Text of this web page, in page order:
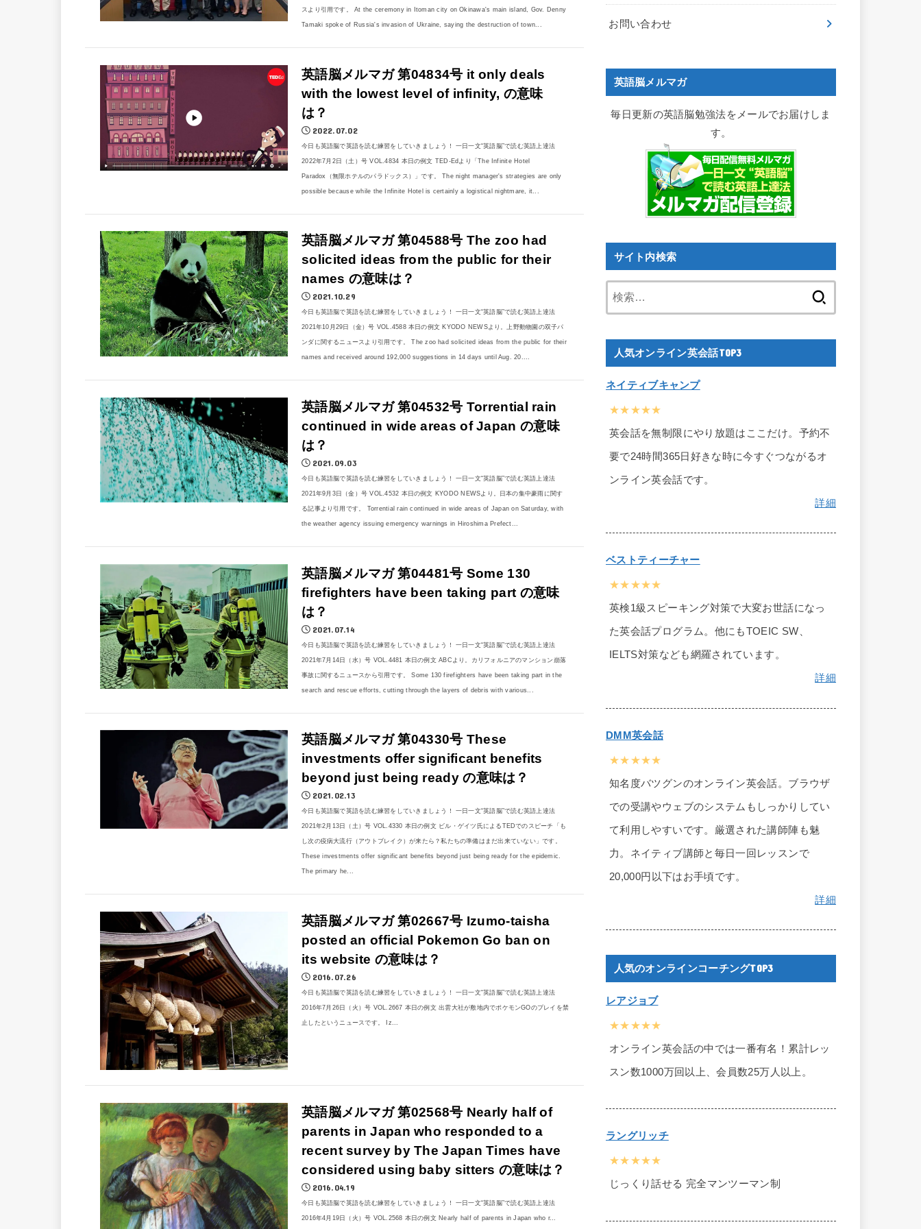
スより引用です。 At the ceremony in Itoman city on Okinawa's main island, Gov. Denny
Tamaki spoke of Russia's invasion of Ukraine, saying the destruction of town...
英語脳メルマガ 第04834号 it only deals
with the lowest level of infinity, の意味
は？
2022.07.02
今日も英語脳で英語を読む練習をしていきましょう！ 一日一文“英語脳”で読む英語上達法
2022年7月2日（土）号 VOL.4834 本日の例文 TED-Edより「The Infinite Hotel
Paradox（無限ホテルのパラドックス）」です。 The night manager's strategies are only
possible because while the Infinite Hotel is certainly a logistical nightmare, it...
英語脳メルマガ 第04588号 The zoo had
solicited ideas from the public for their
names の意味は？
2021.10.29
今日も英語脳で英語を読む練習をしていきましょう！ 一日一文“英語脳”で読む英語上達法
2021年10月29日（金）号 VOL.4588 本日の例文 KYODO NEWSより。上野動物園の双子パ
ンダに関するニュースより引用です。 The zoo had solicited ideas from the public for their
names and received around 192,000 suggestions in 14 days until Aug. 20....
英語脳メルマガ 第04532号 Torrential rain
continued in wide areas of Japan の意味
は？
2021.09.03
今日も英語脳で英語を読む練習をしていきましょう！ 一日一文“英語脳”で読む英語上達法
2021年9月3日（金）号 VOL.4532 本日の例文 KYODO NEWSより。日本の集中豪雨に関す
る記事より引用です。 Torrential rain continued in wide areas of Japan on Saturday, with
the weather agency issuing emergency warnings in Hiroshima Prefect...
英語脳メルマガ 第04481号 Some 130
firefighters have been taking part の意味
は？
2021.07.14
今日も英語脳で英語を読む練習をしていきましょう！ 一日一文“英語脳”で読む英語上達法
2021年7月14日（水）号 VOL.4481 本日の例文 ABCより。カリフォルニアのマンション崩落
事故に関するニュースから引用です。 Some 130 firefighters have been taking part in the
search and rescue efforts, cutting through the layers of debris with various...
英語脳メルマガ 第04330号 These
investments offer significant benefits
beyond just being ready の意味は？
2021.02.13
今日も英語脳で英語を読む練習をしていきましょう！ 一日一文“英語脳”で読む英語上達法
2021年2月13日（土）号 VOL.4330 本日の例文 ビル・ゲイツ氏によるTEDでのスピーチ「も
し次の疫病大流行（アウトブレイク）が来たら？私たちの準備はまだ出来ていない」です。
These investments offer significant benefits beyond just being ready for the epidemic.
The primary he...
英語脳メルマガ 第02667号 Izumo-taisha
posted an official Pokemon Go ban on
its website の意味は？
2016.07.26
今日も英語脳で英語を読む練習をしていきましょう！ 一日一文“英語脳”で読む英語上達法
2016年7月26日（火）号 VOL.2667 本日の例文 出雲大社が敷地内でポケモンGOのプレイを禁
止したというニュースです。 Iz...
英語脳メルマガ 第02568号 Nearly half of
parents in Japan who responded to a
recent survey by The Japan Times have
considered using baby sitters の意味は？
2016.04.19
今日も英語脳で英語を読む練習をしていきましょう！ 一日一文“英語脳”で読む英語上達法
2016年4月19日（火）号 VOL.2568 本日の例文 Nearly half of parents in Japan who r...
お問い合わせ
英語脳メルマガ
毎日更新の英語脳勉強法をメールでお届けしま
す。
サイト内検索
人気オンライン英会話TOP3
ネイティブキャンプ
★★★★★
英会話を無制限にやり放題はここだけ。予約不
要で24時間365日好きな時に今すぐつながるオ
ンライン英会話です。
詳細
ベストティーチャー
★★★★★
英検1級スピーキング対策で大変お世話になっ
た英会話プログラム。他にもTOEIC SW、
IELTS対策なども網羅されています。
詳細
DMM英会話
★★★★★
知名度バツグンのオンライン英会話。ブラウザ
での受講やウェブのシステムもしっかりしてい
て利用しやすいです。厳選された講師陣も魅
力。ネイティブ講師と毎日一回レッスンで
20,000円以下はお手頃です。
詳細
人気のオンラインコーチングTOP3
レアジョブ
★★★★★
オンライン英会話の中では一番有名！累計レッ
スン数1000万回以上、会員数25万人以上。
ラングリッチ
★★★★★
じっくり話せる 完全マンツーマン制